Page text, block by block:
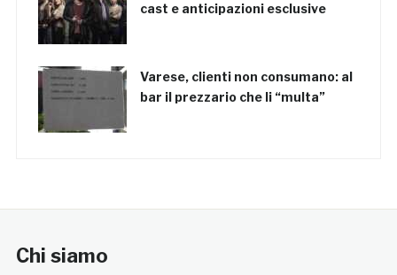
cast e anticipazioni esclusive
Varese, clienti non consumano: al
bar il prezzario che li “multa”
Chi siamo